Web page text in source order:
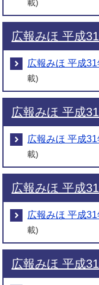
載)
広報みほ 平成
広報みほ 平成
載)
広報みほ 平成
広報みほ 平成
載)
広報みほ 平成
広報みほ 平成
載)
広報みほ 平成